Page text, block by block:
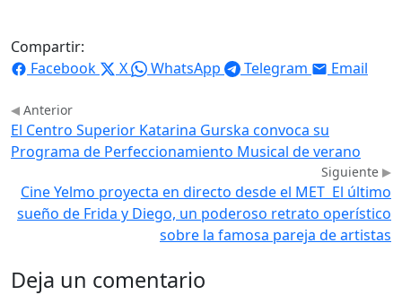
Compartir:
Facebook
X WhatsApp Telegram Email
Anterior
El Centro Superior Katarina Gurska convoca su
Programa de Perfeccionamiento Musical de verano
Siguiente
Cine Yelmo proyecta en directo desde el MET El último
sueño de Frida y Diego, un poderoso retrato operístico
sobre la famosa pareja de artistas
Deja un comentario